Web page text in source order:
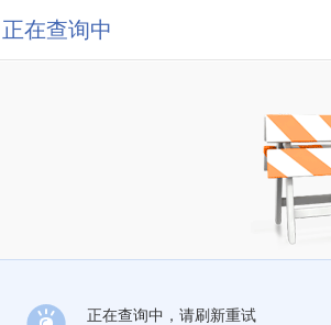
正在查询中
正在查询中，请刷新重试